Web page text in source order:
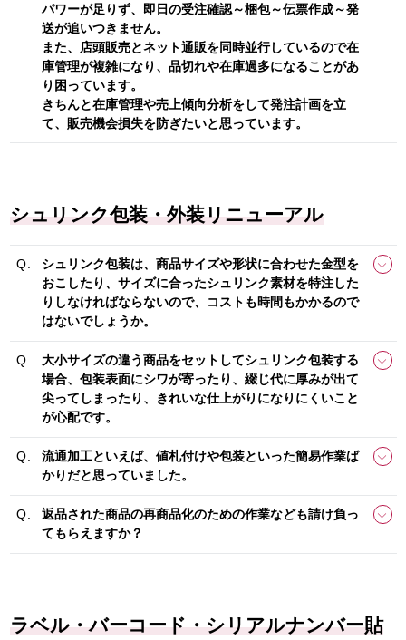
パワーが足りず、即日の受注確認～梱包～伝票作成～発
送が追いつきません。
また、店頭販売とネット通販を同時並行しているので在
庫管理が複雑になり、品切れや在庫過多になることがあ
り困っています。
きちんと在庫管理や売上傾向分析をして発注計画を立
て、販売機会損失を防ぎたいと思っています。
シュリンク包装・外装リニューアル
シュリンク包装は、商品サイズや形状に合わせた金型を
おこしたり、サイズに合ったシュリンク素材を特注した
りしなければならないので、コストも時間もかかるので
はないでしょうか。
大小サイズの違う商品をセットしてシュリンク包装する
場合、包装表面にシワが寄ったり、綴じ代に厚みが出て
尖ってしまったり、きれいな仕上がりになりにくいこと
が心配です。
流通加工といえば、値札付けや包装といった簡易作業ば
かりだと思っていました。
返品された商品の再商品化のための作業なども請け負っ
てもらえますか？
ラベル・バーコード・シリアルナンバー貼